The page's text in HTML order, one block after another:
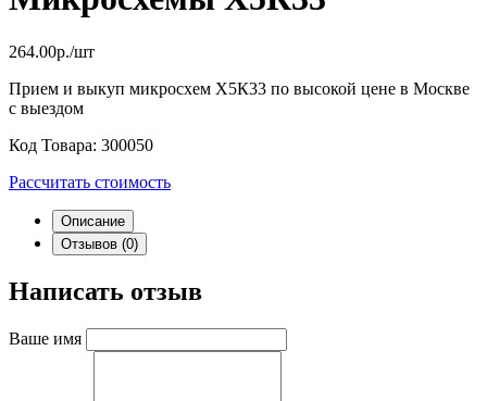
264.00р./шт
Прием и выкуп микросхем Х5К33 по высокой цене в Москве
с выездом
Код Товара: 300050
Рассчитать стоимость
Описание
Отзывов (0)
Написать отзыв
Ваше имя